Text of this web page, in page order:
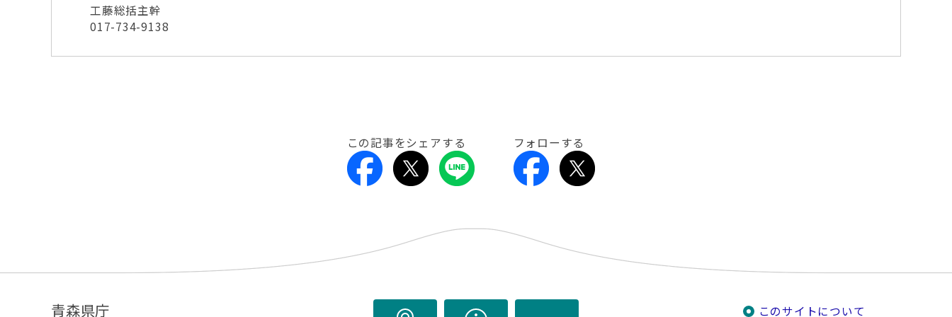
工藤総括主幹
017-734-9138
この記事をシェアする フォローする
青森県庁 このサイトについて